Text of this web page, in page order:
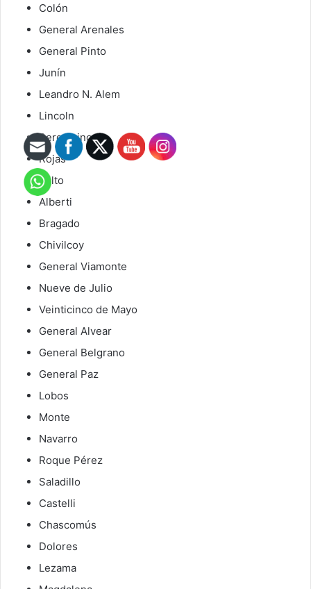
Colón
General Arenales
General Pinto
Junín
Leandro N. Alem
Lincoln
Pergamino
Rojas
Salto
Alberti
Bragado
Chivilcoy
General Viamonte
Nueve de Julio
Veinticinco de Mayo
General Alvear
General Belgrano
General Paz
Lobos
Monte
Navarro
Roque Pérez
Saladillo
Castelli
Chascomús
Dolores
Lezama